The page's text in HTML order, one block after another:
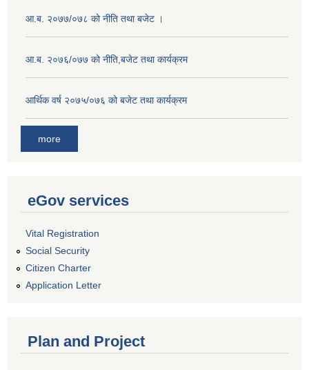
आ.ब. २०७७/०७८ को नीति तथा बजेट ।
आ.ब. २०७६/०७७ को नीति,बजेट तथा कार्यक्रम
आर्थिक वर्ष २०७५/०७६ को बजेट तथा कार्यक्रम
more
eGov services
Vital Registration
Social Security
Citizen Charter
Application Letter
Plan and Project